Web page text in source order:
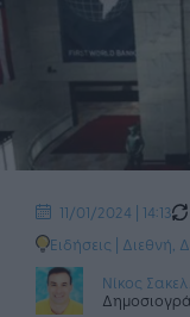
11/01/2024 | 14:13
Ειδήσεις | Διεθνή
Νίκος